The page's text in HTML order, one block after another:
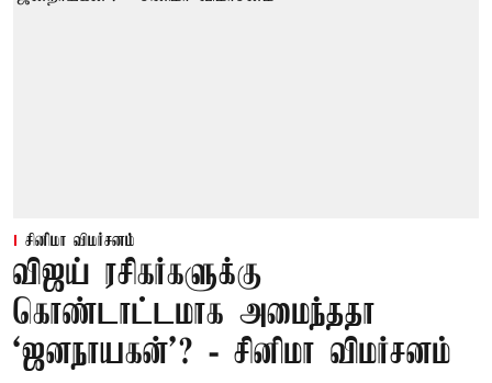
சினிமா விமர்சனம்
விஜய் ரசிகர்களுக்கு
கொண்டாட்டமாக அமைந்ததா
‘ஜனநாயகன்’? - சினிமா விமர்சனம்